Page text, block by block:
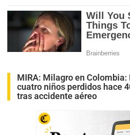
MIRA: Milagro en Colombia:
cuatro niños perdidos hace
tras accidente aéreo